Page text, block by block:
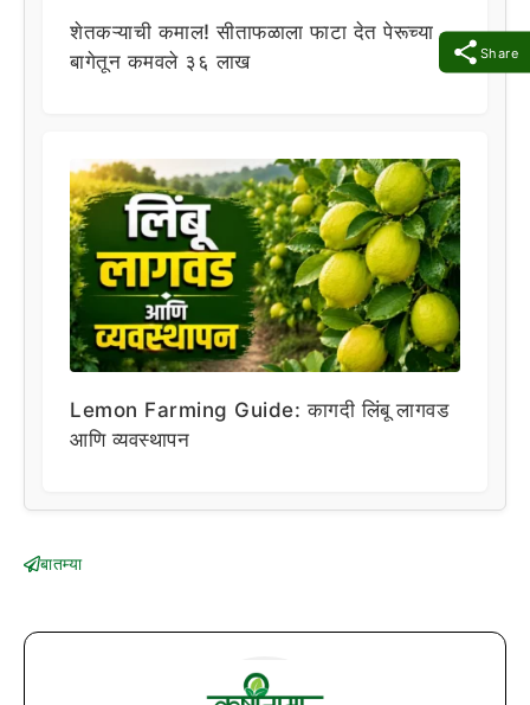
Share
शेतकऱ्याची कमाल! सीताफळाला फाटा देत पेरूच्या
बागेतून कमवले ३६ लाख
Lemon Farming Guide: कागदी लिंबू लागवड
आणि व्यवस्थापन
बातम्या